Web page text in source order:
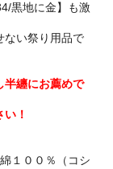
黒地に金】も激
ない祭り用品で
半纏にお薦めで
！
１００％（コシ